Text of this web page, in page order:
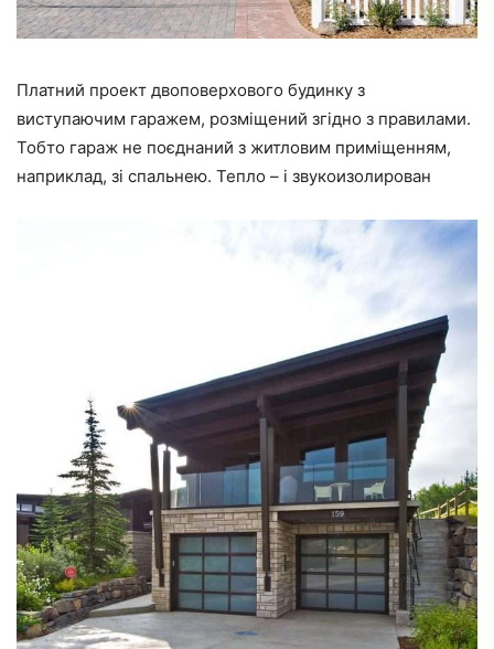
Платний проект двоповерхового будинку з
виступаючим гаражем, розміщений згідно з правилами.
Тобто гараж не поєднаний з житловим приміщенням,
наприклад, зі спальнею. Тепло – і звукоизолирован